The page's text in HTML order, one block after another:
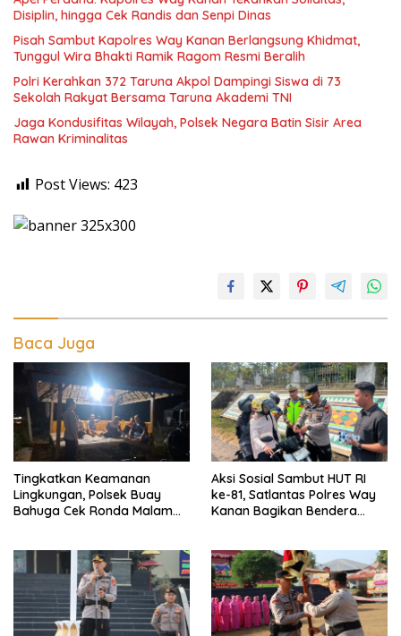
Disiplin, hingga Cek Randis dan Senpi Dinas
Pisah Sambut Kapolres Way Kanan Berlangsung Khidmat,
Tunggul Wira Bhakti Ramik Ragom Resmi Beralih
Polri Kerahkan 372 Taruna Akpol Dampingi Siswa di 73
Sekolah Rakyat Bersama Taruna Akademi TNI
Jaga Kondusifitas Wilayah, Polsek Negara Batin Sisir Area
Rawan Kriminalitas
Post Views: 423
Baca Juga
Tingkatkan Keamanan
Lingkungan, Polsek Buay
Bahuga Cek Ronda Malam
Aksi Sosial Sambut HUT RI
ke-81, Satlantas Polres Way
Kanan Bagikan Bendera